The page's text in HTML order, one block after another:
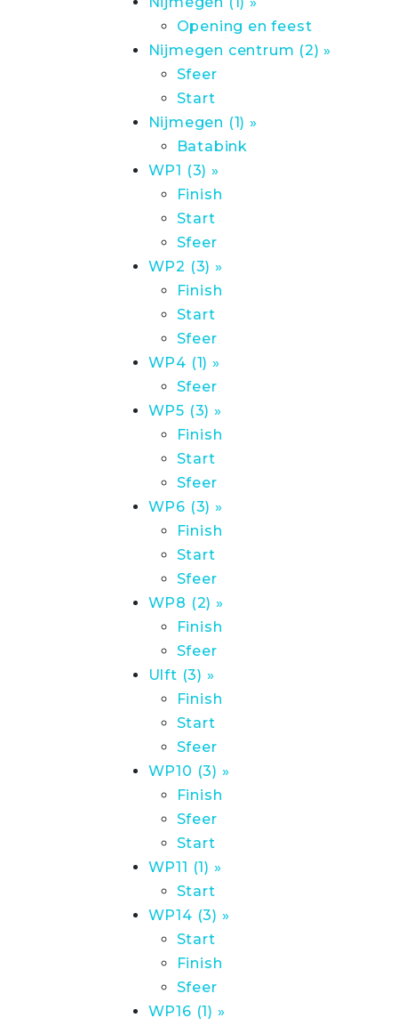
Opening en feest
Nijmegen centrum (2) »
Sfeer
Start
Nijmegen (1) »
Batabink
WP1 (3) »
Finish
Start
Sfeer
WP2 (3) »
Finish
Start
Sfeer
WP4 (1) »
Sfeer
WP5 (3) »
Finish
Start
Sfeer
WP6 (3) »
Finish
Start
Sfeer
WP8 (2) »
Finish
Sfeer
Ulft (3) »
Finish
Start
Sfeer
WP10 (3) »
Finish
Sfeer
Start
WP11 (1) »
Start
WP14 (3) »
Start
Finish
Sfeer
WP16 (1) »